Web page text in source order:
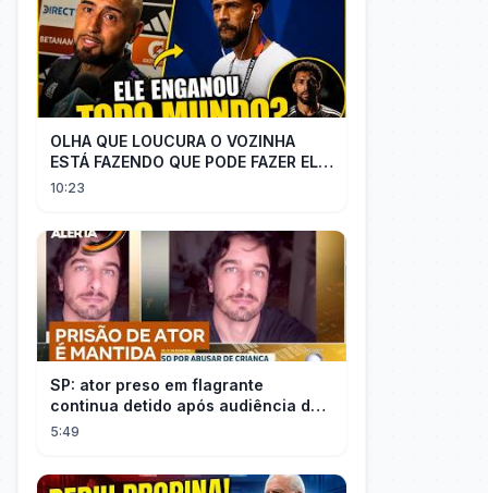
OLHA QUE LOUCURA O VOZINHA
ESTÁ FAZENDO QUE PODE FAZER ELE
PERDER MUITA MORAL COM QUEM
10:23
SP: ator preso em flagrante
continua detido após audiência de
custódia
5:49